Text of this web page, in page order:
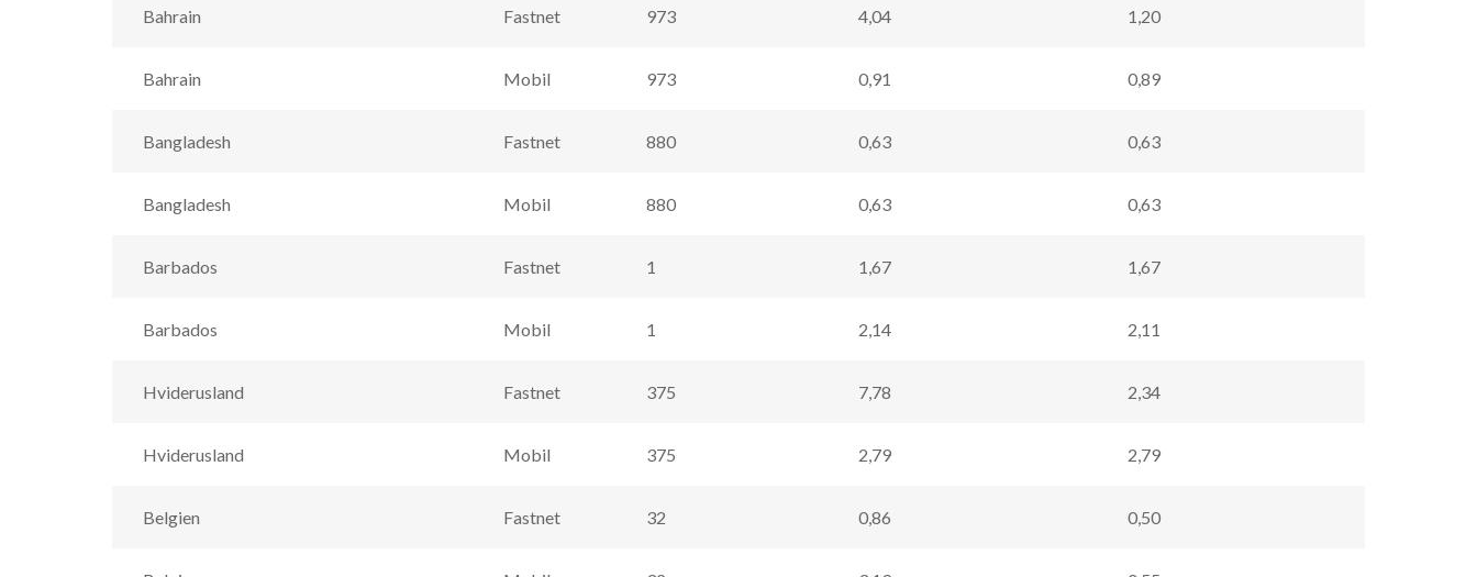
Bahrain Fastnet 973 4,04 1,20
Bahrain Mobil 973 0,91 0,89
Bangladesh Fastnet 880 0,63 0,63
Bangladesh Mobil 880 0,63 0,63
Barbados Fastnet 1 1,67 1,67
Barbados Mobil 1 2,14 2,11
Hviderusland Fastnet 375 7,78 2,34
Hviderusland Mobil 375 2,79 2,79
Belgien Fastnet 32 0,86 0,50